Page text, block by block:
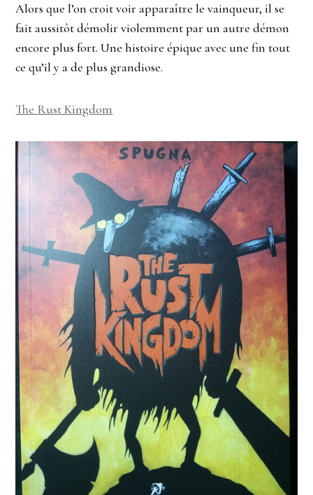
Alors que l’on croit voir apparaître le vainqueur, il se
fait aussitôt démolir violemment par un autre démon
encore plus fort. Une histoire épique avec une fin tout
ce qu’il y a de plus grandiose.
The Rust Kingdom